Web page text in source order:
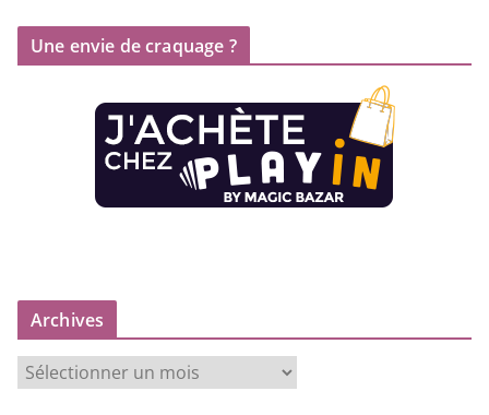
Une envie de craquage ?
Archives
r